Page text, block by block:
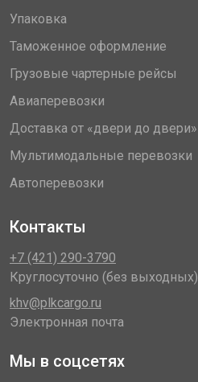
Упаковка
Таможенное оформление
Грузовые чартерные рейсы
Авиаперевозки
Доставка от «двери до двери»
Мультимодальные перевозки
Автоперевозки
Контакты
+7 (421) 290-3790
Круглосуточно (без выходных)
khv@plkcargo.ru
Электронная почта
Мы в соцсетях